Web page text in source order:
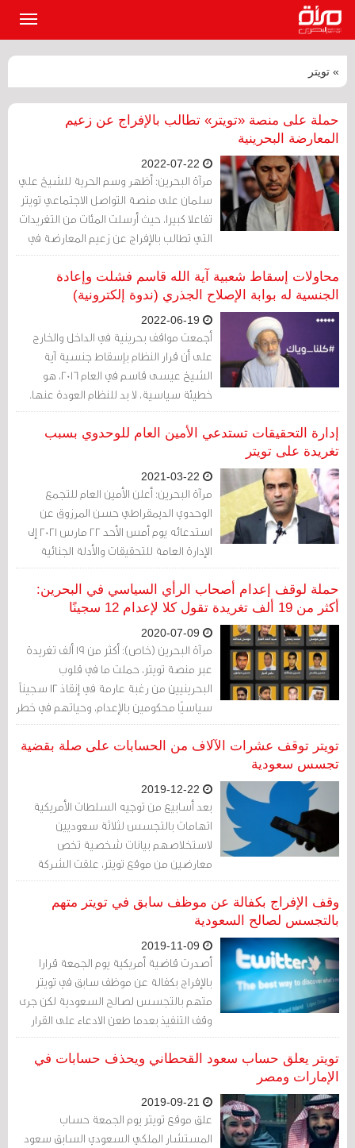
» تويتر
حملة على منصة «تويتر» تطالب بالإفراج عن زعيم
المعارضة البحرينية
مرآة البحرين: أظهر وسم الحرية للشيخ علي
سلمان على منصة التواصل الاجتماعي تويتر
تفاعلا كبيرا، حيث أرسلت المئات من التغريدات
التي تطالب بالإفراج عن زعيم المعارضة في
البحرين.
محاولات إسقاط شعبية آية الله قاسم فشلت وإعادة
الجنسية له بوابة الإصلاح الجذري (ندوة إلكترونية)
أجمعت مواقف بحرينية في الداخل والخارج
على أن قرار النظام بإسقاط جنسية آية
الشيخ عيسى قاسم في العام 2016، هو
خطيئة سياسية، لا بد للنظام العودة عنها.
إدارة التحقيقات تستدعي الأمين العام للوحدوي بسبب
تغريدة على تويتر
مرآة البحرين: أعلن الأمين العام للتجمع
الوحدوي الديمقراطي حسن المرزوق عن
استدعائه يوم أمس الأحد 22 مارس 2021 إلى
الإدارة العامة للتحقيقات والأدلة الجنائية
بخصوص تغريدة على منصّة تويتر.
حملة لوقف إعدام أصحاب الرأي السياسي في البحرين:
أكثر من 19 ألف تغريدة تقول كلا لإعدام 12 سجينًا
مرآة البحرين (خاص): أكثر من 19 ألف تغريدة
عبر منصة تويتر، حملت ما في قلوب
البحرينيين من رغبة عارمة في إنقاذ 12 سجيناً
سياسيًا محكومين بالإعدام، وحياتهم في خطر
شديد إنْ صادق الملك حمد بن عيسى آل
خليفة على أحكام إعدامهم.
تويتر توقف عشرات الآلاف من الحسابات على صلة بقضية
تجسس سعودية
بعد أسابيع من توجيه السلطات الأمريكية
اتهامات بالتجسس لثلاثة سعوديين
لاستخلاصهم بيانات شخصية تخص
معارضين من موقع تويتر، علقت الشركة
عشرات الآلاف من الحسابات المرتبطة على ما
يبدو بشركة تابعة لأحد المشتبه بهم.
وقف الإفراج بكفالة عن موظف سابق في تويتر متهم
بالتجسس لصالح السعودية
أصدرت قاضية أمريكية يوم الجمعة قرارا
بالإفراج بكفالة عن موظف سابق في تويتر
متهم بالتجسس لصالح السعودية لكن جرى
وقف التنفيذ بعدما طعن الادعاء على القرار
تويتر يعلق حساب سعود القحطاني ويحذف حسابات في
الإمارات ومصر
علق موقع تويتر يوم الجمعة حساب
المستشار الملكي السعودي السابق سعود